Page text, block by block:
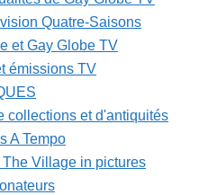
Quatre-Saisons
et Gay Globe TV
émissions TV
collections et d'antiquités
A Tempo
Village in pictures